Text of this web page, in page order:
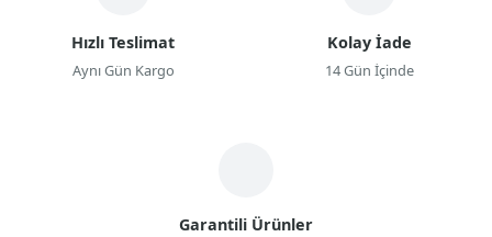
Hızlı Teslimat
Aynı Gün Kargo
Kolay İade
14 Gün İçinde
Garantili Ürünler